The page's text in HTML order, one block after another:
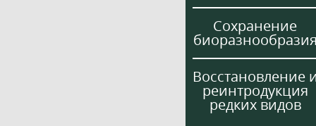
Сохранение
Восстановление
реинтродукция
редких видов